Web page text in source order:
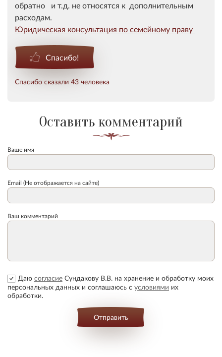
обратно и т.д. не относятся к дополнительным
расходам.
Юридическая консультация по семейному праву
Спасибо!
Спасибо сказали 43 человека
Оставить комментарий
Ваше имя
Email (Не отображается на сайте)
Ваш комментарий
Даю согласие Сундакову В.В. на хранение и обработку моих
персональных данных и соглашаюсь с условиями их
обработки.
Отправить